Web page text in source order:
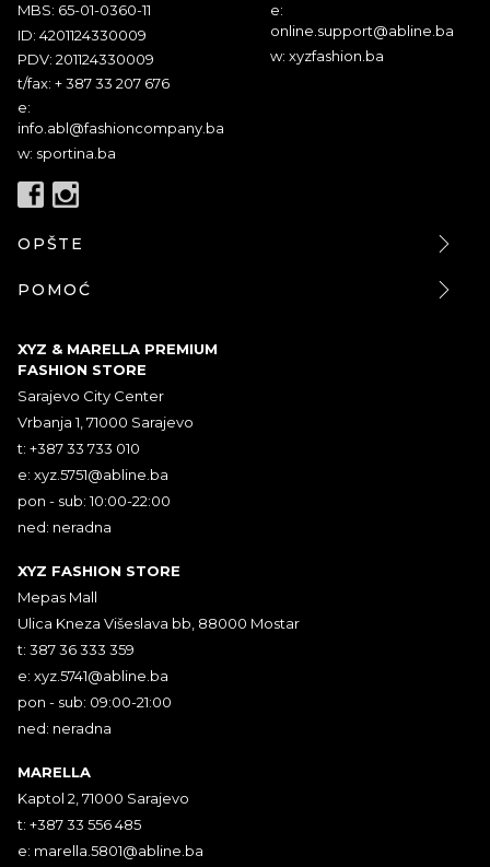
MBS: 65-01-0360-11
ID: 4201124330009
PDV: 201124330009
t/fax: + 387 33 207 676
e:
info.abl@fashioncompany.ba
w: sportina.ba
e:
online.support@abline.ba
w: xyzfashion.ba
OPŠTE
POMOĆ
XYZ & MARELLA PREMIUM
FASHION STORE
Sarajevo City Center
Vrbanja 1, 71000 Sarajevo
t: +387 33 733 010
e: xyz.5751@abline.ba
pon - sub: 10:00-22:00
ned: neradna
XYZ FASHION STORE
Mepas Mall
Ulica Kneza Višeslava bb, 88000 Mostar
t: 387 36 333 359
e: xyz.5741@abline.ba
pon - sub: 09:00-21:00
ned: neradna
MARELLA
Kaptol 2, 71000 Sarajevo
t: +387 33 556 485
e: marella.5801@abline.ba